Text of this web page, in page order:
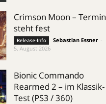
Crimson Moon – Termin
steht fest
Release-Info Sebastian Essner
5. August 2026
Bionic Commando
Rearmed 2 – im Klassik-
Test (PS3 / 360)